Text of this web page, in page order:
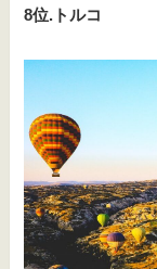
8位.トルコ